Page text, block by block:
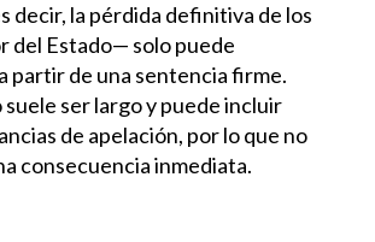
decir, la pérdida definitiva de los
del Estado— solo puede
partir de una sentencia firme.
ser largo y puede incluir
de apelación, por lo que no
consecuencia inmediata.